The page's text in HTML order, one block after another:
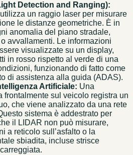
Detection and Ranging):
un raggio laser per misurare
le distanze geometriche. È in
anomalia del piano stradale,
avvallamenti. Le informazioni
visualizzate su un display,
in rosso rispetto al verde di una
funzionando di fatto come
di assistenza alla guida (ADAS).
Artificiale: Una
frontalmente sul veicolo registra un
che viene analizzato da una rete
sistema è addestrato per
il LIDAR non può misurare,
a reticolo sull’asfalto o la
sbiadita, incluse strisce